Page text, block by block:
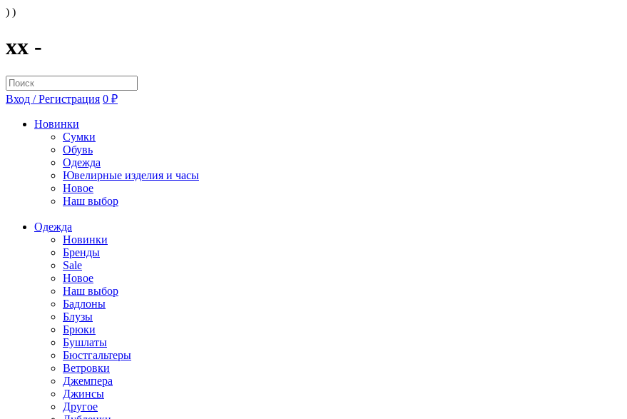
) )
xx -
Вход / Регистрация 0 ₽
Новинки
Сумки
Обувь
Одежда
Ювелирные изделия и часы
Новое
Наш выбор
Одежда
Новинки
Бренды
Sale
Новое
Наш выбор
Бадлоны
Блузы
Брюки
Бушлаты
Бюстгальтеры
Ветровки
Джемпера
Джинсы
Другое